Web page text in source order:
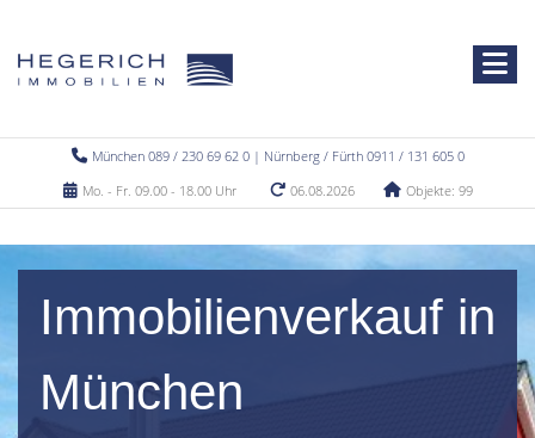
München 089 / 230 69 62 0 | Nürnberg / Fürth 0911 / 131 605 0
Mo. - Fr. 09.00 - 18.00 Uhr
06.08.2026 Objekte: 99
Immobilienverkauf in
München